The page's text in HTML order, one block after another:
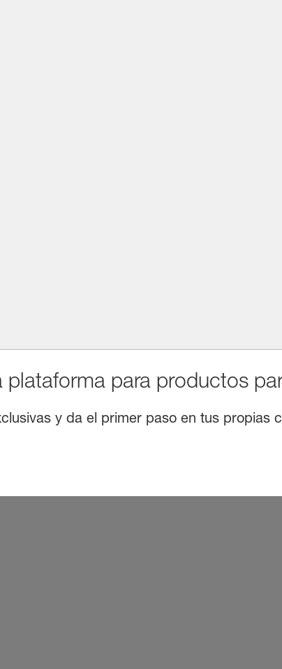
para productos
y da el primer paso en tus propias